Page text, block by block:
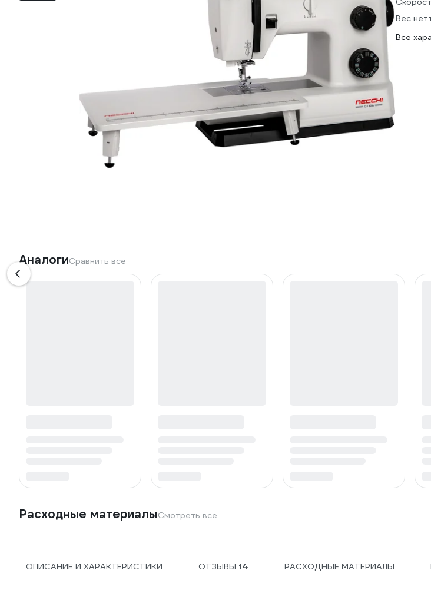
Вес
Все
АналогиСравнить все
Расходные материалыСмотреть все
ОПИСАНИЕ И ХАРАКТЕРИСТИКИ ОТЗЫВЫ 14 РАСХОДНЫЕ МАТЕРИАЛЫ